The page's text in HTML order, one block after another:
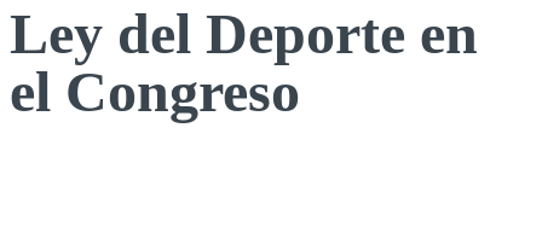
Ley del Deporte en
el Congreso